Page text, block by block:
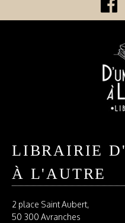
LIBRAIRIE
À L'AUTRE
2 place Saint Aubert,
50 300 Avranches